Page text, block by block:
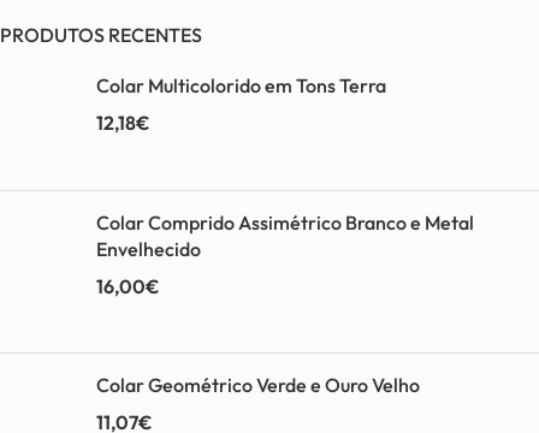
PRODUTOS RECENTES
Colar Multicolorido em Tons Terra
12,18€
Colar Comprido Assimétrico Branco e Metal
Envelhecido
16,00€
Colar Geométrico Verde e Ouro Velho
11,07€